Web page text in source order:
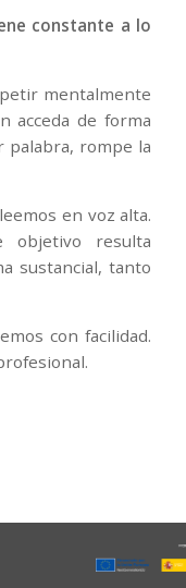
constante a lo
mentalmente
acceda de forma
palabra, rompe la
en voz alta.
objetivo resulta
sustancial, tanto
con facilidad.